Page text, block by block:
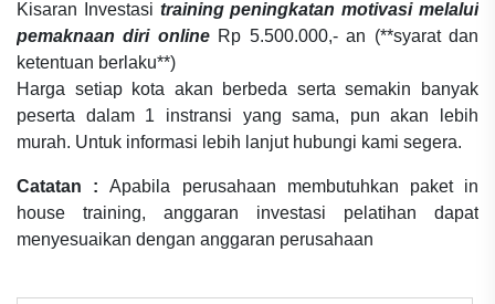
Kisaran Investasi training peningkatan motivasi melalui
pemaknaan diri online Rp 5.500.000,- an (**syarat dan
ketentuan berlaku**)
Harga setiap kota akan berbeda serta semakin banyak
peserta dalam 1 instransi yang sama, pun akan lebih
murah. Untuk informasi lebih lanjut hubungi kami segera.
Catatan : Apabila perusahaan membutuhkan paket in
house training, anggaran investasi pelatihan dapat
menyesuaikan dengan anggaran perusahaan